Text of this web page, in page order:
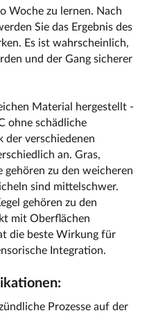
Woche zu lernen. Nach
Sie das Ergebnis des
Es ist wahrscheinlich,
und der Gang sicherer
Material hergestellt -
ohne schädliche
der verschiedenen
an. Gras,
gehören zu den weicheren
sind mittelschwer.
gehören zu den
mit Oberflächen
die beste Wirkung für
Integration.
Prozesse auf der